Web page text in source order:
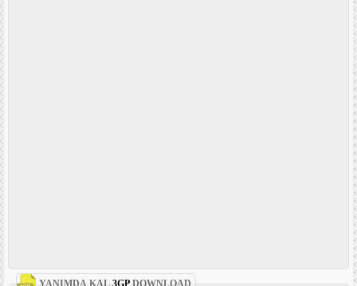
YANIMDA KAL 3GP DOWNLOAD